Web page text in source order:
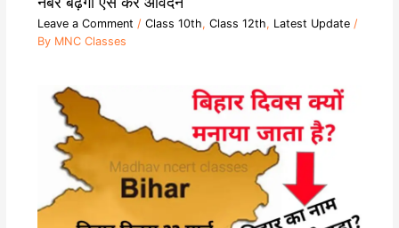
Leave a Comment / Class 10th, Class 12th, Latest Update/
By MNC Classes